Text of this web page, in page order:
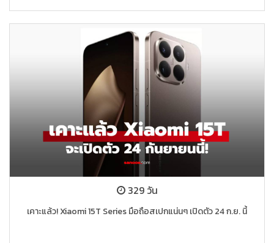
329 วัน
เคาะแล้ว! Xiaomi 15T Series มือถือสเปกแน่นๆ เปิดตัว 24 ก.ย. นี้